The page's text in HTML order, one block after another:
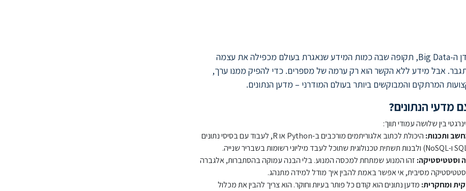
אנחנו חיים בעידן ה-Big Data, תקופה שבה כמות המידע שנאגרת בעולם מכפילה את עצמה
אבל מידע ללא הקשר הוא רק ערמה של מספרים. כדי להפיק ממנו ערך,
המרתקים והמבוקשים ביותר בעולם המודרני – מדען הנתונים.
מדעי הנתונים?
בין שלושה עמודי תווך:
ותכנות:
היכולת לכתוב אלגוריתמים מורכבים ב-Python או R, לעבוד עם בסיסי נתונים
וסטטיסטיקה: זהו המנוע שמתחת למכסה המנוע. בלי הבנה עמוקה בהסתברות, אלגברה
וסטטיסטיקה מסיבית, אי אפשר באמת להבין איך מודל למידה מתנהג.
ומחקרית: מדען נתונים הוא קודם כל פותר בעיות וחוקר. הוא צריך להבין את מכלול